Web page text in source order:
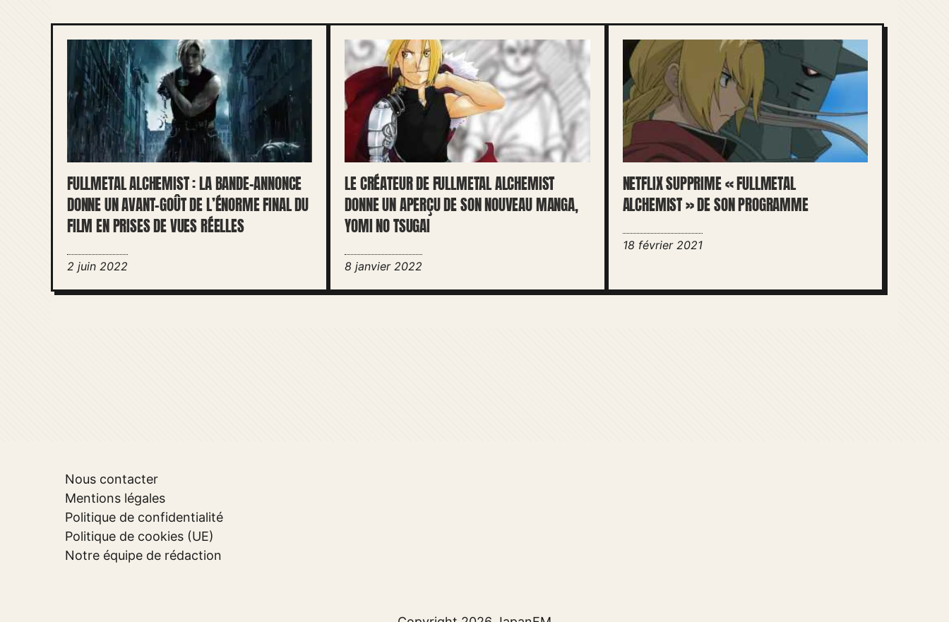
FULLMETAL ALCHEMIST : LA BANDE-ANNONCE
DONNE UN AVANT-GOÛT DE L’ÉNORME FINAL DU
FILM EN PRISES DE VUES RÉELLES
2 juin 2022
LE CRÉATEUR DE FULLMETAL ALCHEMIST
DONNE UN APERÇU DE SON NOUVEAU MANGA,
YOMI NO TSUGAI
8 janvier 2022
NETFLIX SUPPRIME « FULLMETAL
ALCHEMIST » DE SON PROGRAMME
18 février 2021
Nous contacter
Mentions légales
Politique de confidentialité
Politique de cookies (UE)
Notre équipe de rédaction